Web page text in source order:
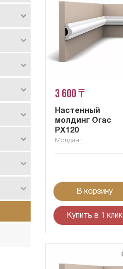
3 600 ₸
Настенный
молдинг Orac
PX120
Молдинг
В корзину
Купить в 1 клик